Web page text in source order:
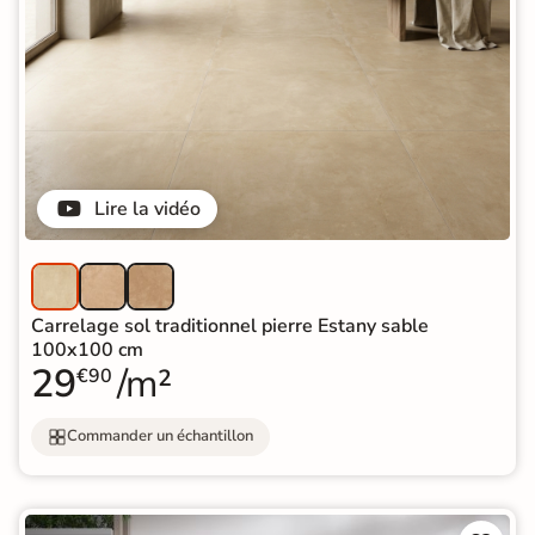
Lire la vidéo
Carrelage sol traditionnel pierre Estany sable
100x100 cm
29€90 /m²
Commander un échantillon